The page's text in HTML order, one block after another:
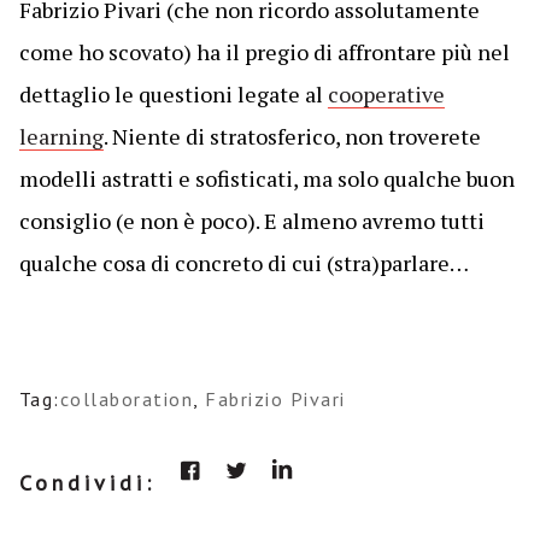
Fabrizio Pivari (che non ricordo assolutamente
come ho scovato) ha il pregio di affrontare più nel
dettaglio le questioni legate al cooperative
learning. Niente di stratosferico, non troverete
modelli astratti e sofisticati, ma solo qualche buon
consiglio (e non è poco). E almeno avremo tutti
qualche cosa di concreto di cui (stra)parlare…
Tag:collaboration, Fabrizio Pivari
Condividi: